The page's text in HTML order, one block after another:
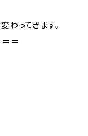
ってきます。
＝